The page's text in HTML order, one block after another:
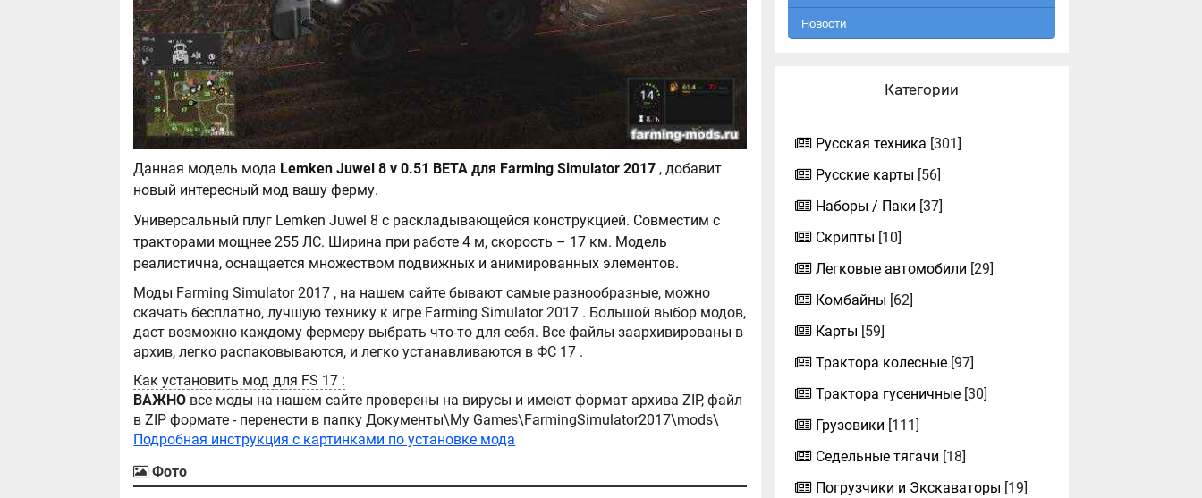
Данная модель мода Lemken Juwel 8 v 0.51 BETA для Farming Simulator 2017 , добавит
новый интересный мод вашу ферму.
Универсальный плуг Lemken Juwel 8 с раскладывающейся конструкцией. Совместим с
тракторами мощнее 255 ЛС. Ширина при работе 4 м, скорость – 17 км. Модель
реалистична, оснащается множеством подвижных и анимированных элементов.
Моды Farming Simulator 2017 , на нашем сайте бывают самые разнообразные, можно
скачать бесплатно, лучшую технику к игре Farming Simulator 2017 . Большой выбор модов,
даст возможно каждому фермеру выбрать что-то для себя. Все файлы заархивированы в
архив, легко распаковываются, и легко устанавливаются в ФС 17 .
Как установить мод для FS 17 :
ВАЖНО все моды на нашем сайте проверены на вирусы и имеют формат архива ZIP, файл
в ZIP формате - перенести в папку Документы\My Games\FarmingSimulator2017\mods\
Подробная инструкция с картинками по установке мода
Фото
Новости
Категории
Русская техника [301]
Русские карты [56]
Наборы / Паки [37]
Скрипты [10]
Легковые автомобили [29]
Комбайны [62]
Карты [59]
Трактора колесные [97]
Трактора гусеничные [30]
Грузовики [111]
Седельные тягачи [18]
Погрузчики и Экскаваторы [19]